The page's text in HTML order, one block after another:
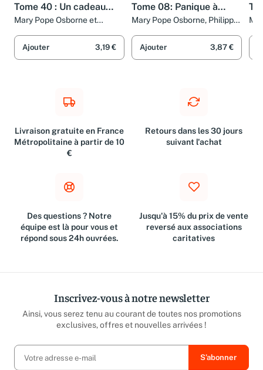
Tome 40 : Un cadeau
extraordinaire
Mary Pope Osborne et
Ajouter 3,19 €
Tome 08: Panique à
Pompéi
Mary Pope Osborne, Philippe
DELVAL
Ajouter 3,87 €
Livraison gratuite en France
Métropolitaine à partir de 10
€
Retours dans les 30 jours
suivant l'achat
Des questions ? Notre
équipe est là pour vous et
répond sous 24h ouvrées.
Jusqu'à 15% du prix de vente
reversé aux associations
caritatives
Inscrivez-vous à notre newsletter
Ainsi, vous serez tenu au courant de toutes nos promotions
exclusives, offres et nouvelles arrivées !